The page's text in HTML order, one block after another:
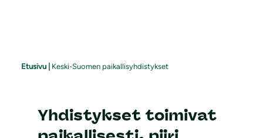
Etusivu | Keski-Suomen paikallisyhdistykset
Yhdistykset toimivat